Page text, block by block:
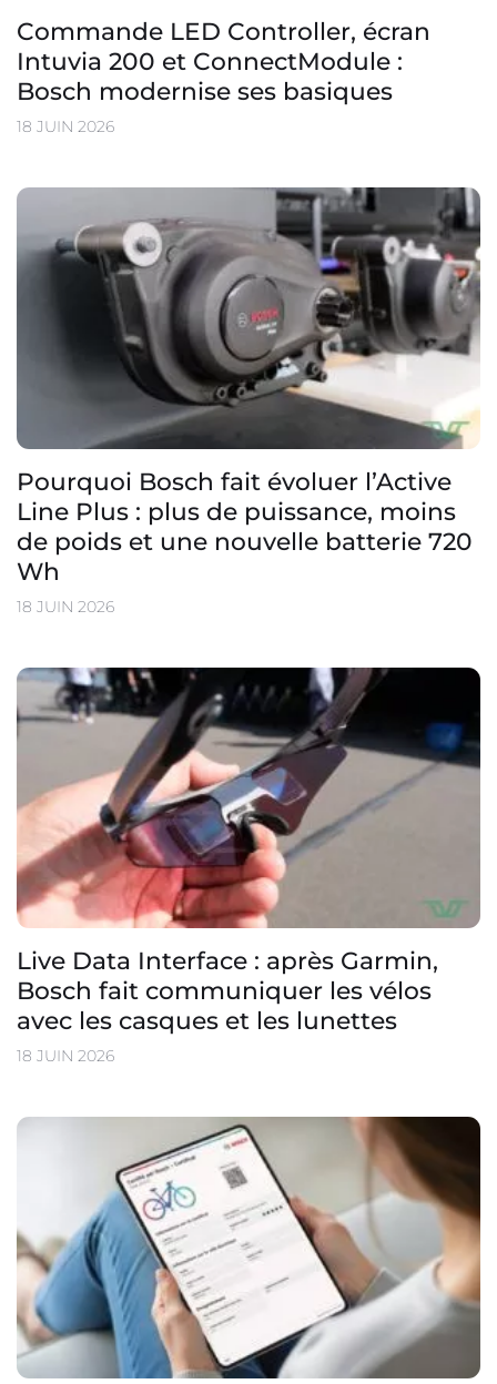
Commande LED Controller, écran
Intuvia 200 et ConnectModule :
Bosch modernise ses basiques
18 JUIN 2026
Pourquoi Bosch fait évoluer l’Active
Line Plus : plus de puissance, moins
de poids et une nouvelle batterie 720
Wh
18 JUIN 2026
Live Data Interface : après Garmin,
Bosch fait communiquer les vélos
avec les casques et les lunettes
18 JUIN 2026